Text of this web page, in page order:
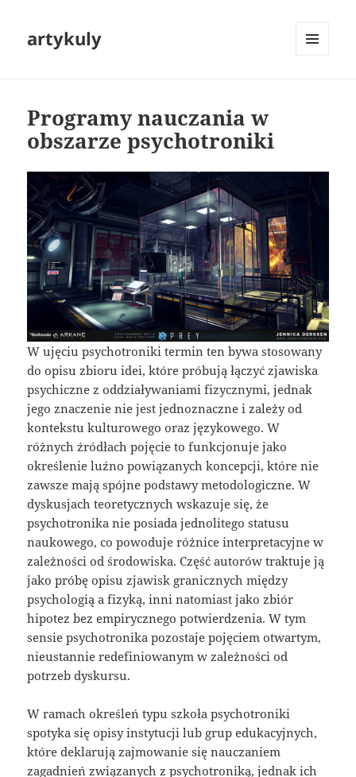
artykuly
Programy nauczania w
obszarze psychotroniki
W ujęciu psychotroniki termin ten bywa stosowany
do opisu zbioru idei, które próbują łączyć zjawiska
psychiczne z oddziaływaniami fizycznymi, jednak
jego znaczenie nie jest jednoznaczne i zależy od
kontekstu kulturowego oraz językowego. W
różnych źródłach pojęcie to funkcjonuje jako
określenie luźno powiązanych koncepcji, które nie
zawsze mają spójne podstawy metodologiczne. W
dyskusjach teoretycznych wskazuje się, że
psychotronika nie posiada jednolitego statusu
naukowego, co powoduje różnice interpretacyjne w
zależności od środowiska. Część autorów traktuje ją
jako próbę opisu zjawisk granicznych między
psychologią a fizyką, inni natomiast jako zbiór
hipotez bez empirycznego potwierdzenia. W tym
sensie psychotronika pozostaje pojęciem otwartym,
nieustannie redefiniowanym w zależności od
potrzeb dyskursu.
W ramach określeń typu szkoła psychotroniki
spotyka się opisy instytucji lub grup edukacyjnych,
które deklarują zajmowanie się nauczaniem
zagadnień związanych z psychotroniką, jednak ich